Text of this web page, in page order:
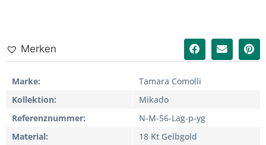
Merken
Marke
Tamara Comolli
Kollektion
Mikado
Referenznummer
N-M-56-Lag-p-yg
Material
18 Kt Gelbgold